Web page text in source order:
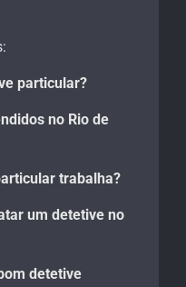
particular?
no Rio de
trabalha?
um detetive no
detetive